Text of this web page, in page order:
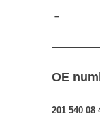
–
OE
201 540 08